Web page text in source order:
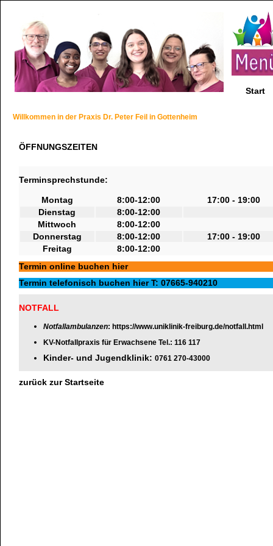
Start
Willkommen in der Praxis Dr. Peter Feil in Gottenheim
ÖFFNUNGSZEITEN
Terminsprechstunde:
Montag 8:00-12:00
17:00 - 19:00
Dienstag
8:00-12:00
Mittwoch
8:00-12:00
Donnerstag
8:00-12:00
17:00 - 19:00
Freitag
8:00-12:00
Termin online buchen hier
Termin telefonisch buchen hierT: 07665-940210
NOTFALL
Notfallambulanzen: https://www.uniklinik-freiburg.de/notfall.html
KV-Notfallpraxis für Erwachsene Tel.: 116 117
Kinder- und Jugendklinik: 0761 270-43000
zurück zur Startseite